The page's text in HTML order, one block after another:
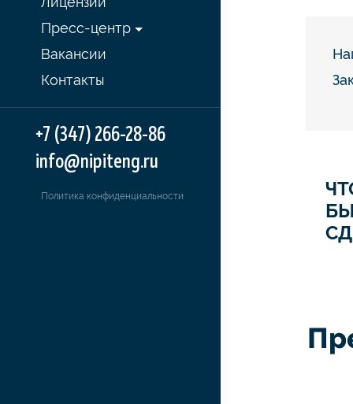
Пресс-центр
Вакансии
Контакты
+7 (347) 266-28-86
info@nipiteng.ru
Политика конфиденциальности